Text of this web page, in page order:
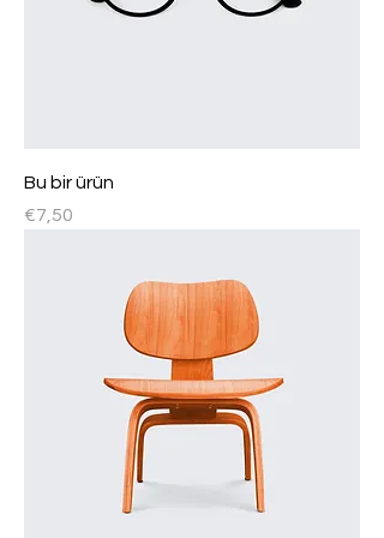
Bu bir ürün
Fiyat
€7,50